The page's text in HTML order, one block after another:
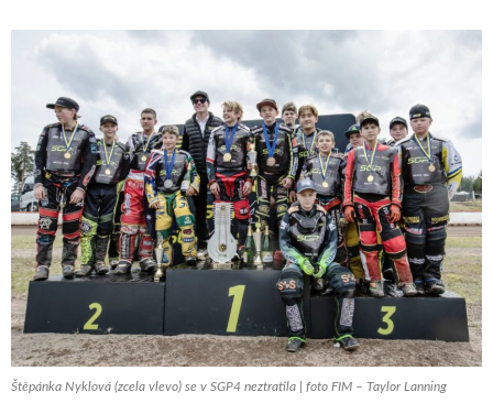
Štěpánka Nyklová (zcela vlevo) se v SGP4 neztratila | foto FIM – Taylor Lanning